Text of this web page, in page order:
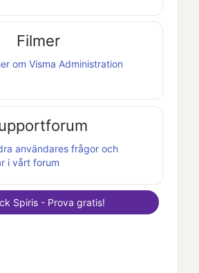
Filmer
om Visma Administration
användares frågor och
i vårt forum
Spiris - Prova gratis!